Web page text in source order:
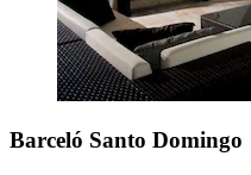
Barceló Santo Domingo